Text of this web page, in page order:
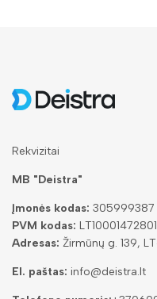
Rekvizitai
MB "Deistra"
Įmonės kodas: 305999387
PVM kodas:
Adresas: Žirmūnų g. 139,
El. paštas: info@deistra.lt